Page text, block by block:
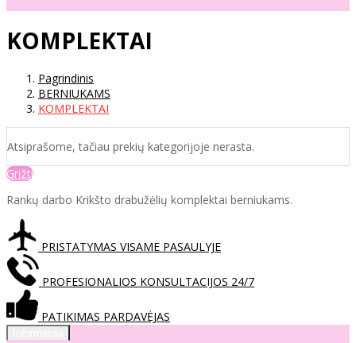
KOMPLEKTAI
Pagrindinis
BERNIUKAMS
KOMPLEKTAI
Atsiprašome, tačiau prekių kategorijoje nerasta.
Grįžti
Rankų darbo Krikšto drabužėlių komplektai berniukams.
PRISTATYMAS VISAME PASAULYJE
PROFESIONALIOS KONSULTACIJOS 24/7
PATIKIMAS PARDAVĖJAS